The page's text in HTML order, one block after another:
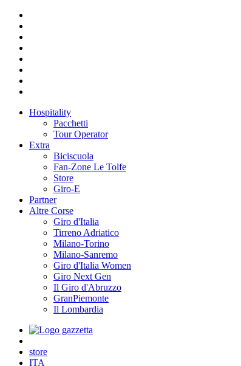
Hospitality
Pacchetti
Tour Operator
Extra
Biciscuola
Fan-Zone Le Tolfe
Store
Giro-E
Partner
Altre Corse
Giro d'Italia
Tirreno Adriatico
Milano-Torino
Milano-Sanremo
Giro d'Italia Women
Giro Next Gen
Il Giro d'Abruzzo
GranPiemonte
Il Lombardia
store
ITA